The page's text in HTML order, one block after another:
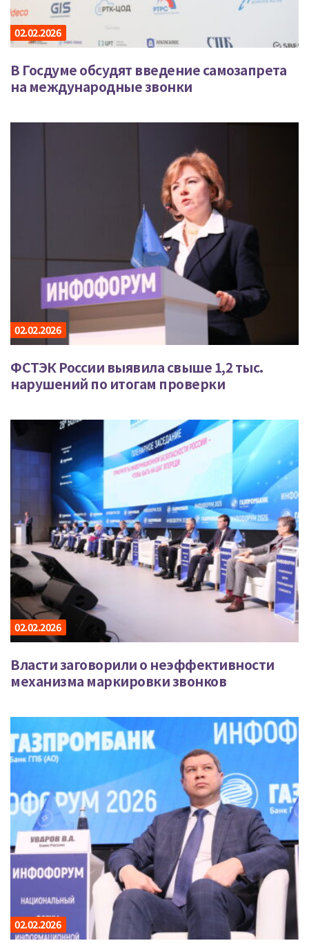
02.02.2026
В Госдуме обсудят введение самозапрета
на международные звонки
02.02.2026
ФСТЭК России выявила свыше 1,2 тыс.
нарушений по итогам проверки
02.02.2026
Власти заговорили о неэффективности
механизма маркировки звонков
02.02.2026